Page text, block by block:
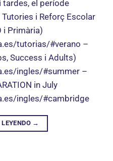
el període
i Reforç Escolar
i Primària)
tutorias/#verano –
Success i Adults)
ingles/#summer –
in July
ingles/#cambridge
→